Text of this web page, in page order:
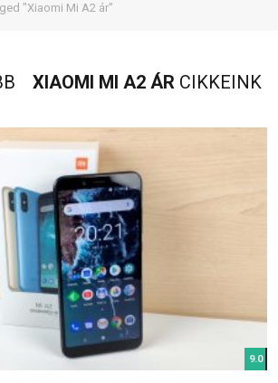
"Xiaomi Mi A2 ár"
XIAOMI MI A2 ÁR CIKKEINK
9.0